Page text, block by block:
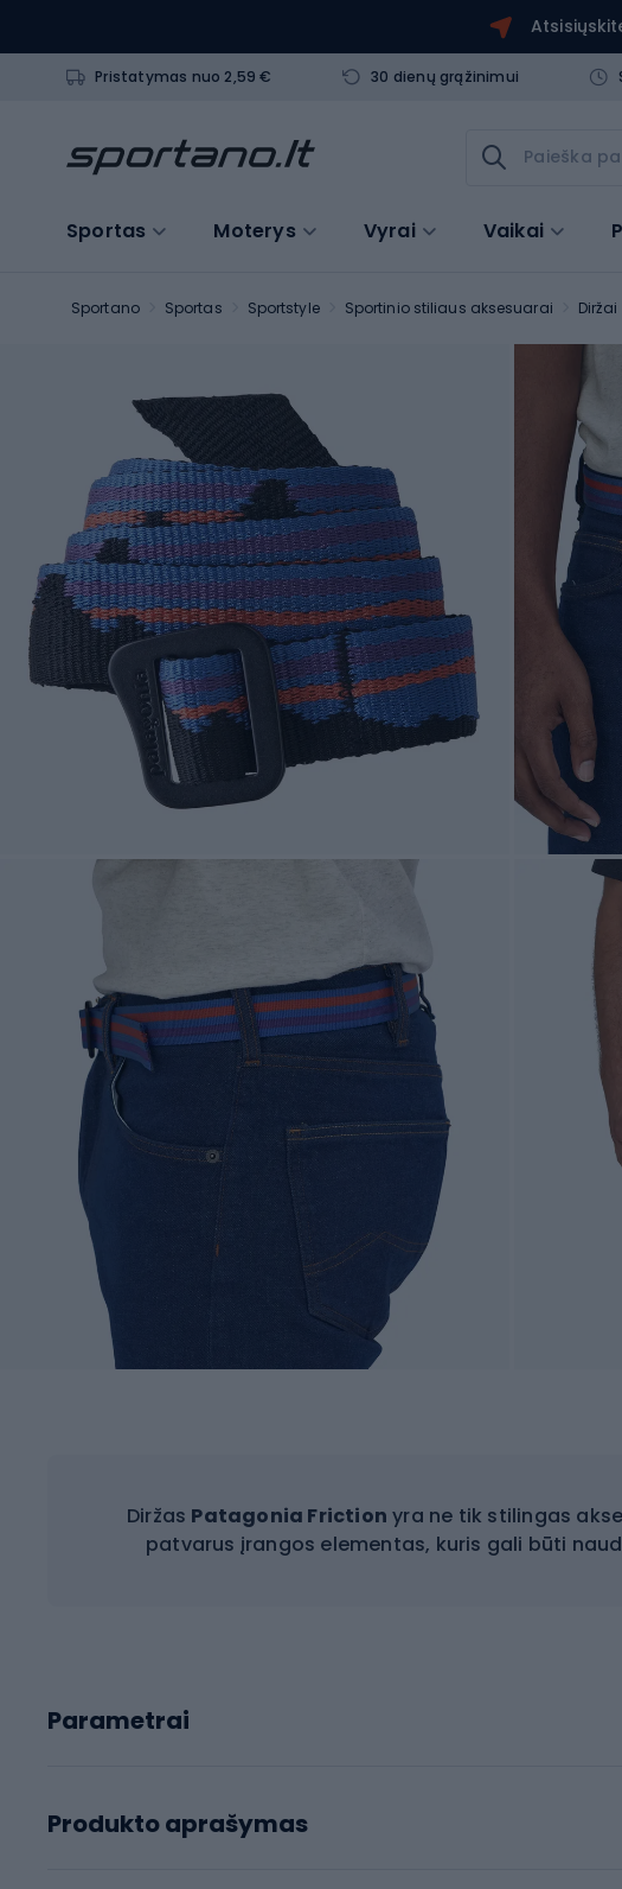
Pristatymas nuo 2,59 € 30 dienų grąžinimui
Sportas Moterys Vyrai Vaikai
Sportano Sportas Sportstyle Sportinio stiliaus aksesuarai Diržai
Diržas Patagonia Friction yra ne tik stilingas
patvarus įrangos elementas, kuris gali būti
Parametrai
Produkto aprašymas